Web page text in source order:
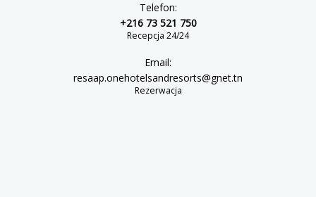
Telefon:
+216 73 521 750
Recepcja 24/24
Email:
resaap.onehotelsandresorts@gnet.tn
Rezerwacja